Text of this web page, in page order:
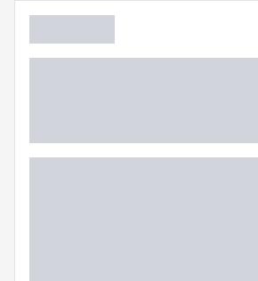
Colore principale